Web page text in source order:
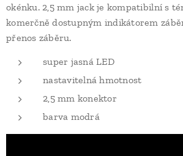
okénku. 2,5 mm jack je kompatibilní s
komerčně dostupným indikátorem
přenos záběru.
super jasná LED
nastavitelná hmotnost
2,5 mm konektor
barva modrá